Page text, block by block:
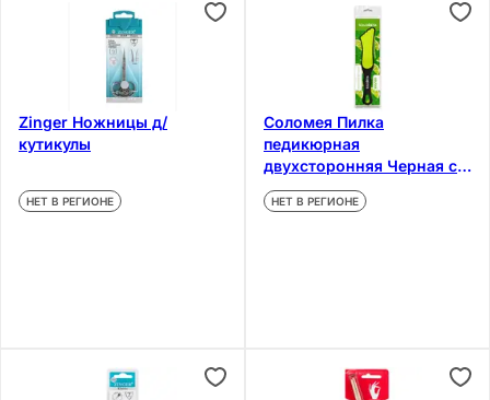
Zinger Ножницы д/
кутикулы
НЕТ В РЕГИОНЕ
Соломея Пилка
педикюрная
двухсторонняя Черная с
лаймом 100/180
НЕТ В РЕГИОНЕ